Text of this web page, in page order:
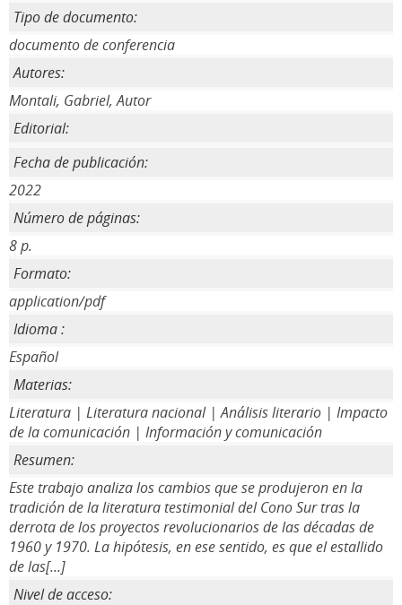
Tipo de documento:
documento de conferencia
Autores:
Montali, Gabriel, Autor
Editorial:
Fecha de publicación:
2022
Número de páginas:
8 p.
Formato:
application/pdf
Idioma :
Español
Materias:
Literatura | Literatura nacional | Análisis literario | Impacto
de la comunicación | Información y comunicación
Resumen:
Este trabajo analiza los cambios que se produjeron en la
tradición de la literatura testimonial del Cono Sur tras la
derrota de los proyectos revolucionarios de las décadas de
1960 y 1970. La hipótesis, en ese sentido, es que el estallido
de las[...]
Nivel de acceso: